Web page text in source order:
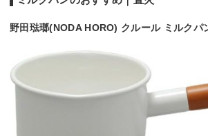
野田琺瑯(NODA HORO) クルール ミルク